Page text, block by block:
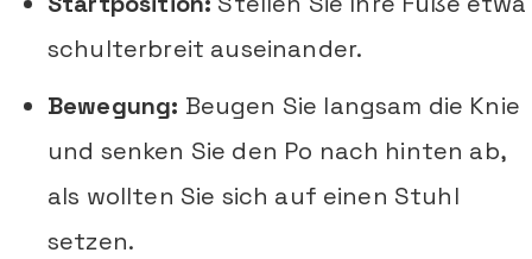
schulterbreit auseinander.
Bewegung: Beugen Sie langsam die Knie
und senken Sie den Po nach hinten ab,
als wollten Sie sich auf einen Stuhl
setzen.